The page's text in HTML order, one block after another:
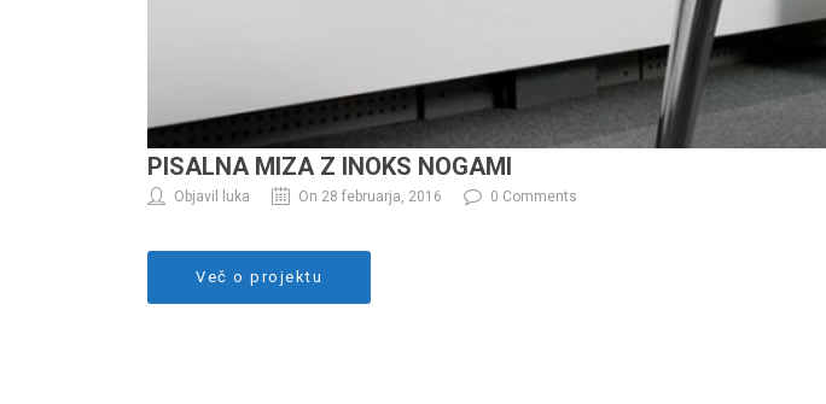
PISALNA MIZA Z INOKS NOGAMI
Objavil luka On 28 februarja, 2016 0 Comments
Več o projektu